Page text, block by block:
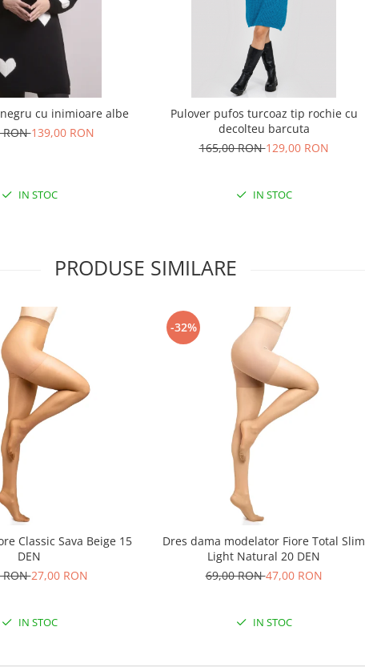
cu inimioare albe
RON139,00 RON
IN STOC
Pulover pufos turcoaz tip rochie cu
decolteu barcuta
165,00 RON129,00 RON
IN STOC
PRODUSE SIMILARE
Classic Sava Beige 15
DEN
RON27,00 RON
IN STOC
-32%
Dres dama modelator Fiore Total Slim
Light Natural 20 DEN
69,00 RON47,00 RON
IN STOC